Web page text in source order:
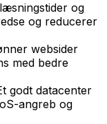
og
og reducerer
websider
med bedre
godt datacenter
angreb og